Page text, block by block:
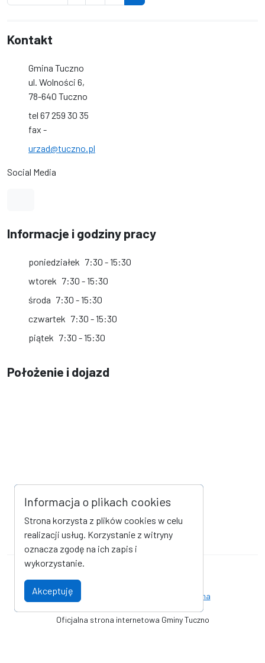
Kontakt
Gmina Tuczno
ul. Wolności 6,
78-640 Tuczno
tel 67 259 30 35
fax -
urzad@tuczno.pl
Social Media
Informacje i godziny pracy
poniedziałek 7:30 - 15:30
wtorek 7:30 - 15:30
środa 7:30 - 15:30
czwartek 7:30 - 15:30
piątek 7:30 - 15:30
Położenie i dojazd
Oficjalna strona internetowa Gminy Tuczno
Deklaracja dostępności Strona archiwalna
Informacja o plikach cookies
Strona korzysta z plików cookies w celu
realizacji usług. Korzystanie z witryny
oznacza zgodę na ich zapis i
wykorzystanie.
Akceptuję